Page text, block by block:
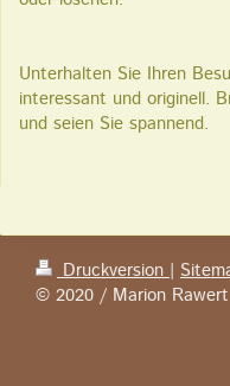
Unterhalten Sie Ihren
interessant und originell.
und seien Sie spannend.
Druckversion|
© 2020 / Marion Rawert